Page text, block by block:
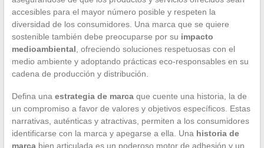
accesibles para el mayor número posible y respeten la
diversidad de los consumidores. Una marca que se quiere
sostenible también debe preocuparse por su impacto
medioambiental , ofreciendo soluciones respetuosas con el
medio ambiente y adoptando prácticas eco-responsables en su
cadena de producción y distribución.
Defina una estrategia de marcaque cuente una historia, la de
un compromiso a favor de valores y objetivos específicos. Estas
narrativas, auténticas y atractivas, permiten a los consumidores
identificarse con la marca y apegarse a ella. Una historia de
marcabien articulada es un poderoso motor de adhesión y un